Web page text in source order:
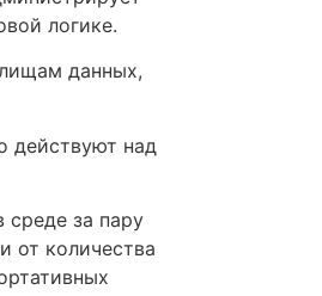
логике.
данных,
действуют над
среде за пару
от количества